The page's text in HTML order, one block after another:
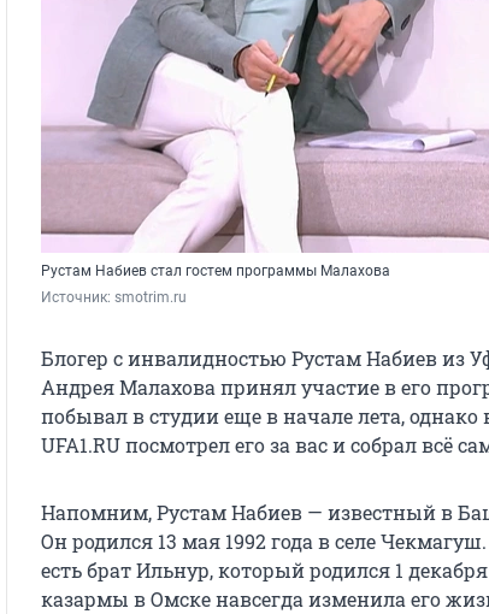
Рустам Набиев стал гостем программы Малахова
Источник: smotrim.ru
Блогер с инвалидностью Рустам Набиев из
Андрея Малахова принял участие в его
побывал в студии еще в начале лета,
UFA1.RU посмотрел его за вас и собрал всё
Напомним, Рустам Набиев — известный в
Он родился 13 мая 1992 года в селе
есть брат Ильнур, который родился 1
казармы в Омске навсегда изменила его